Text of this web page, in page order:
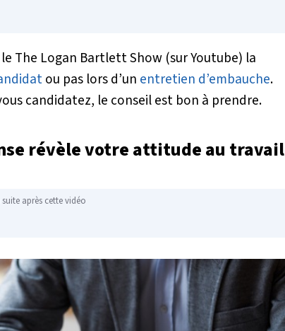
The Logan Bartlett Show (sur Youtube) la
ou pas lors d’un entretien d’embauche.
candidatez, le conseil est bon à prendre.
révèle votre attitude au travail
suite après cette vidéo